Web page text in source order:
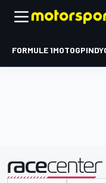
FORMULE 1MOTOGP